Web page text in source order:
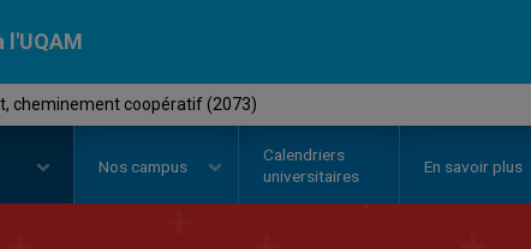
l'UQAM
cheminement coopératif (2073)
Nos campus
Calendriers
universitaires
En savoir plus